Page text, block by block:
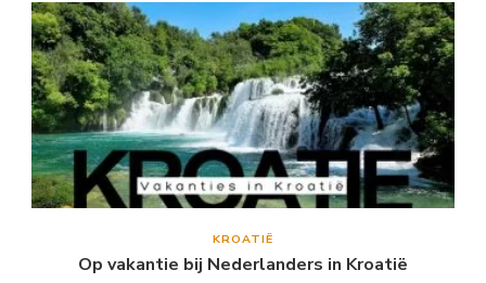
KROATIË
Op vakantie bij Nederlanders in Kroatië